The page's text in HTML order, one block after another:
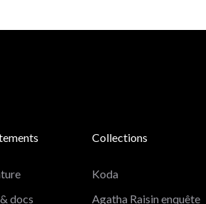
docs
Collections
Koda
Agatha Raisin enquête